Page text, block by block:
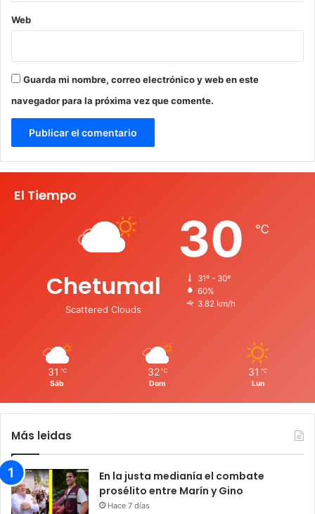
Web
Guarda mi nombre, correo electrónico y web en este
navegador para la próxima vez que comente.
El Tiempo
Chetumal
Scattered Clouds
30 ℃
31º - 30º
60%
3.82 km/h
31 ℃
Sáb
32 ℃
Dom
31 ℃
Lun
Más leidas
En la justa medianía el combate
prosélito entre Marín y Gino
Hace 7 días